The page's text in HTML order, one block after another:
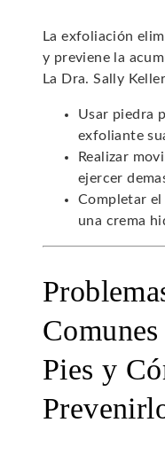
La exfoliación
y previene la
La Dra. Sally
Usar piedra
exfoliante
Realizar
ejercer
Completar
una crema
Pies y